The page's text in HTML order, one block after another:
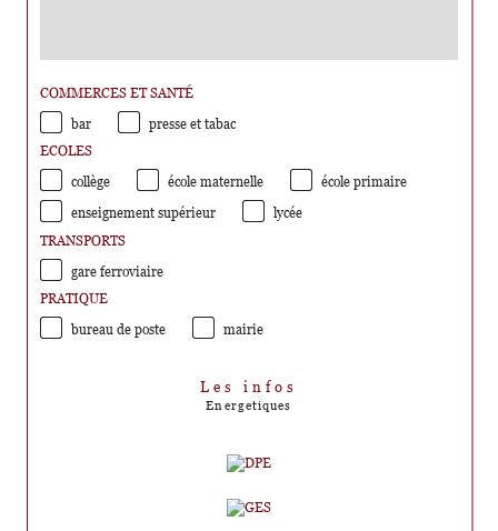
COMMERCES ET SANTÉ
bar
presse et tabac
ECOLES
collège
école maternelle école primaire
enseignement supérieur
lycée
TRANSPORTS
gare ferroviaire
PRATIQUE
bureau de poste
mairie
Les infos
Energetiques